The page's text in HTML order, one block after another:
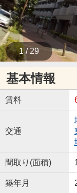
1 / 29
基本情報
賃料
交通
間取り(面積)
築年月